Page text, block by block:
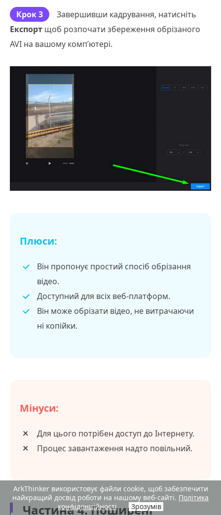
Крок 3
Завершивши кадрування, натисніть
Експорт щоб розпочати збереження обрізаного
AVI на вашому комп’ютері.
Плюси:
Він пропонує простий спосіб обрізання
відео.
Доступний для всіх веб-платформ.
Він може обрізати відео, не витрачаючи
ні копійки.
Мінуси:
Для цього потрібен доступ до Інтернету.
Процес завантаження надто повільний.
Частина 4. Поширені
ArkThinker використовує файли cookie, щоб забезпечити
найкращий досвід роботи на нашому веб-сайті. Політика
конфіденційності
Зрозумів